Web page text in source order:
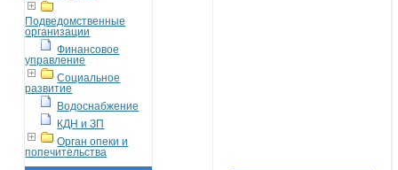
Подведомственные
организации
Финансовое
управление
Социальное
развитие
Водоснабжение
КДН и ЗП
Орган опеки и
попечительства